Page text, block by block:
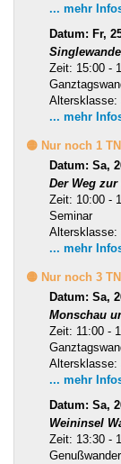
... mehr
Datum: Fr,
Zeit: 15:00 -
Altersklasse:
... mehr
🟡 Nur noch 1
Datum: Sa,
Der Weg
Zeit: 10:00 -
Seminar
Altersklasse:
... mehr
🟡 Nur noch 3
Datum: Sa,
Monschau
Zeit: 11:00 -
Altersklasse:
... mehr
Datum: Sa,
Weininsel
Zeit: 13:30 -